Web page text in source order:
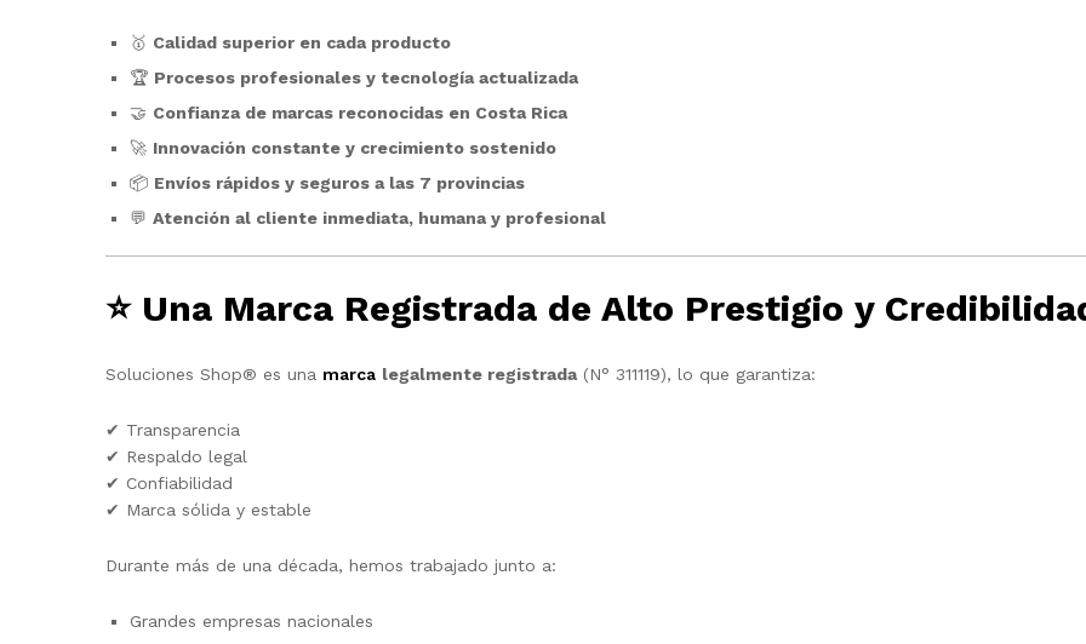
🥇 Calidad superior en cada producto
🏆 Procesos profesionales y tecnología actualizada
🤝 Confianza de marcas reconocidas en Costa Rica
🚀 Innovación constante y crecimiento sostenido
📦 Envíos rápidos y seguros a las 7 provincias
💬 Atención al cliente inmediata, humana y profesional
⭐ Una Marca Registrada de Alto Prestigio y
Soluciones Shop® es una marca legalmente registrada(N° 311119), lo que garantiza:
✔ Transparencia
✔ Respaldo legal
✔ Confiabilidad
✔ Marca sólida y estable
Durante más de una década, hemos trabajado junto a:
Grandes empresas nacionales